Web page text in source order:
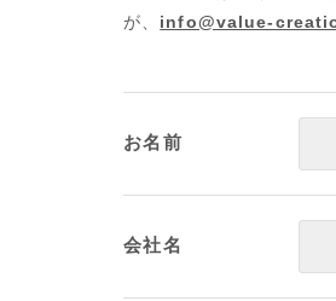
が、 info@value-
お名前
会社名